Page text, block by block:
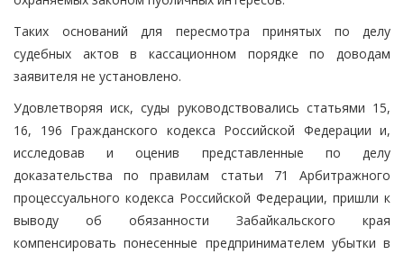
Таких оснований для пересмотра принятых по делу
судебных актов в кассационном порядке по доводам
заявителя не установлено.
Удовлетворяя иск, суды руководствовались статьями 15,
16, 196 Гражданского кодекса Российской Федерации и,
исследовав и оценив представленные по делу
доказательства по правилам статьи 71 Арбитражного
процессуального кодекса Российской Федерации, пришли к
выводу об обязанности Забайкальского края
компенсировать понесенные предпринимателем убытки в